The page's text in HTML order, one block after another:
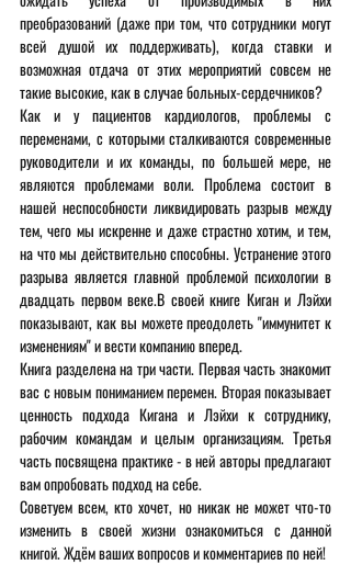
преобразований (даже при том, что сотрудники могут
всей душой их поддерживать), когда ставки и
возможная отдача от этих мероприятий совсем не
такие высокие, как в случае больных-сердечников?
Как и у пациентов кардиологов, проблемы с
переменами, с которыми сталкиваются современные
руководители и их команды, по большей мере, не
являются проблемами воли. Проблема состоит в
нашей неспособности ликвидировать разрыв между
тем, чего мы искренне и даже страстно хотим, и тем,
на что мы действительно способны. Устранение этого
разрыва является главной проблемой психологии в
двадцать первом веке.В своей книге Киган и Лэйхи
показывают, как вы можете преодолеть "иммунитет к
изменениям" и вести компанию вперед.
Книга разделена на три части. Первая часть знакомит
вас с новым пониманием перемен. Вторая показывает
ценность подхода Кигана и Лэйхи к сотруднику,
рабочим командам и целым организациям. Третья
часть посвящена практике - в ней авторы предлагают
вам опробовать подход на себе.
Советуем всем, кто хочет, но никак не может что-то
изменить в своей жизни ознакомиться с данной
книгой. Ждём ваших вопросов и комментариев по ней!